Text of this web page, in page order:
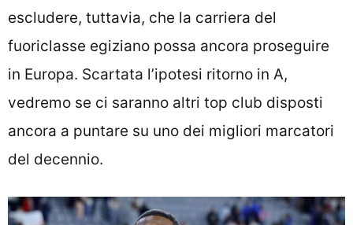
escludere, tuttavia, che la carriera del
fuoriclasse egiziano possa ancora proseguire
in Europa. Scartata l’ipotesi ritorno in A,
vedremo se ci saranno altri top club disposti
ancora a puntare su uno dei migliori marcatori
del decennio.